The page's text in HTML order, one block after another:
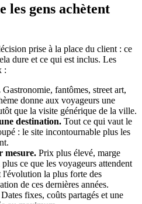
les gens achètent
prise à la place du client : ce
dure et ce qui est inclus. Les
:
Gastronomie, fantômes, street art,
donne aux voyageurs une
que la visite générique de la ville.
destination. Tout ce qui vaut le
: le site incontournable plus les
mesure. Prix plus élevé, marge
ce que les voyageurs attendent
la plus forte des
de ces dernières années.
Dates fixes, coûts partagés et une